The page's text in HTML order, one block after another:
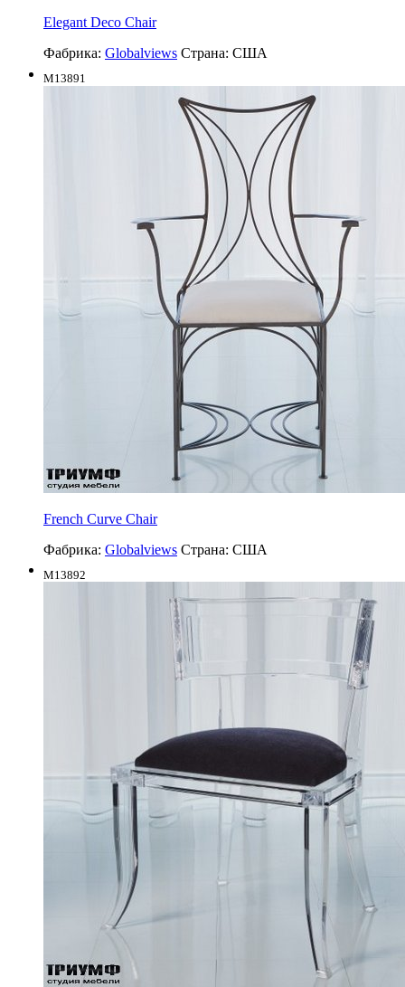
Elegant Deco Chair
Фабрика: Globalviews Страна: США
M13891
French Curve Chair
Фабрика: Globalviews Страна: США
M13892